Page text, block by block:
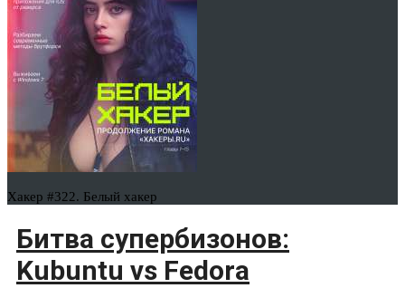
Хакер #322. Белый хакер
Битва супербизонов:
Kubuntu vs Fedora